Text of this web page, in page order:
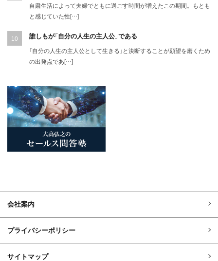
自粛生活によって夫婦でともに過ごす時間が増えたこの期間。もとも
と感じていた性[…]
誰しもが「自分の人生の主人公」である
「自分の人生の主人公として生きる」と決断することが願望を磨くため
の出発点であ[…]
会社案内
プライバシーポリシー
サイトマップ